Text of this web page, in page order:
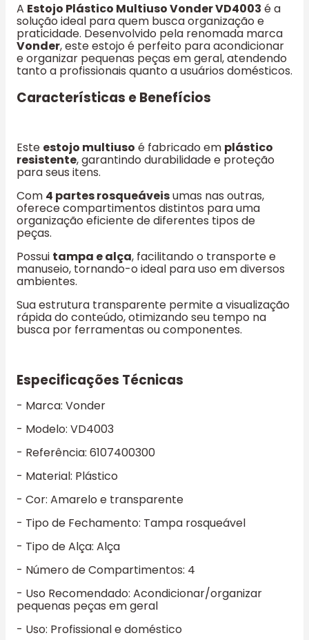
A Estojo Plástico Multiuso Vonder VD4003 é a
solução ideal para quem busca organização e
praticidade. Desenvolvido pela renomada marca
Vonder, este estojo é perfeito para acondicionar
e organizar pequenas peças em geral, atendendo
tanto a profissionais quanto a usuários domésticos.
Características e Benefícios
Este estojo multiuso é fabricado em plástico
resistente, garantindo durabilidade e proteção
para seus itens.
Com 4 partes rosqueáveisumas nas outras,
oferece compartimentos distintos para uma
organização eficiente de diferentes tipos de
peças.
Possui tampa e alça, facilitando o transporte e
manuseio, tornando-o ideal para uso em diversos
ambientes.
Sua estrutura transparente permite a visualização
rápida do conteúdo, otimizando seu tempo na
busca por ferramentas ou componentes.
Especificações Técnicas
- Marca: Vonder
- Modelo: VD4003
- Referência: 6107400300
- Material: Plástico
- Cor: Amarelo e transparente
- Tipo de Fechamento: Tampa rosqueável
- Tipo de Alça: Alça
- Número de Compartimentos: 4
- Uso Recomendado: Acondicionar/organizar
pequenas peças em geral
- Uso: Profissional e doméstico